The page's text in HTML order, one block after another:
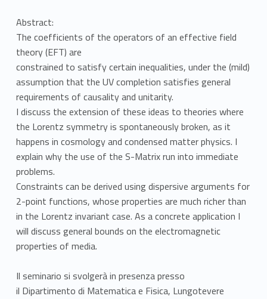
Abstract:
The coefficients of the operators of an effective field
theory (EFT) are
constrained to satisfy certain inequalities, under the (mild)
assumption that the UV completion satisfies general
requirements of causality and unitarity.
I discuss the extension of these ideas to theories where
the Lorentz symmetry is spontaneously broken, as it
happens in cosmology and condensed matter physics. I
explain why the use of the S-Matrix run into immediate
problems.
Constraints can be derived using dispersive arguments for
2-point functions, whose properties are much richer than
in the Lorentz invariant case. As a concrete application I
will discuss general bounds on the electromagnetic
properties of media.
Il seminario si svolgerà in presenza presso
il Dipartimento di Matematica e Fisica, Lungotevere